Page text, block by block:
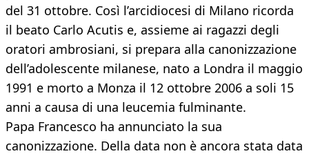
del 31 ottobre. Così l’arcidiocesi di Milano ricorda
il beato Carlo Acutis e, assieme ai ragazzi degli
oratori ambrosiani, si prepara alla canonizzazione
dell’adolescente milanese, nato a Londra il maggio
1991 e morto a Monza il 12 ottobre 2006 a soli 15
anni a causa di una leucemia fulminante.
Papa Francesco ha annunciato la sua
canonizzazione. Della data non è ancora stata data